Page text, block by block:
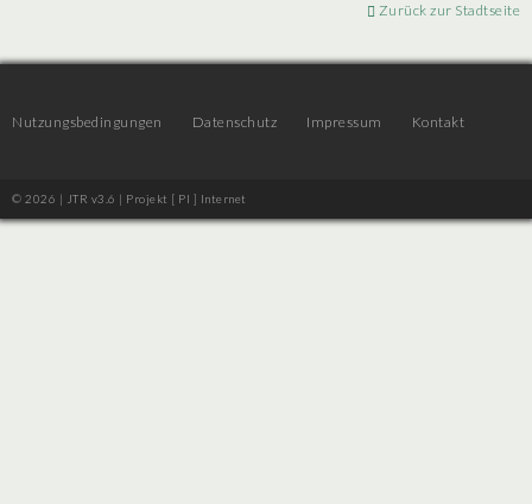
Zurück zur Stadtseite
Nutzungsbedingungen Datenschutz Impressum Kontakt
© 2026 | JTR v3.6 | Projekt [ PI ] Internet